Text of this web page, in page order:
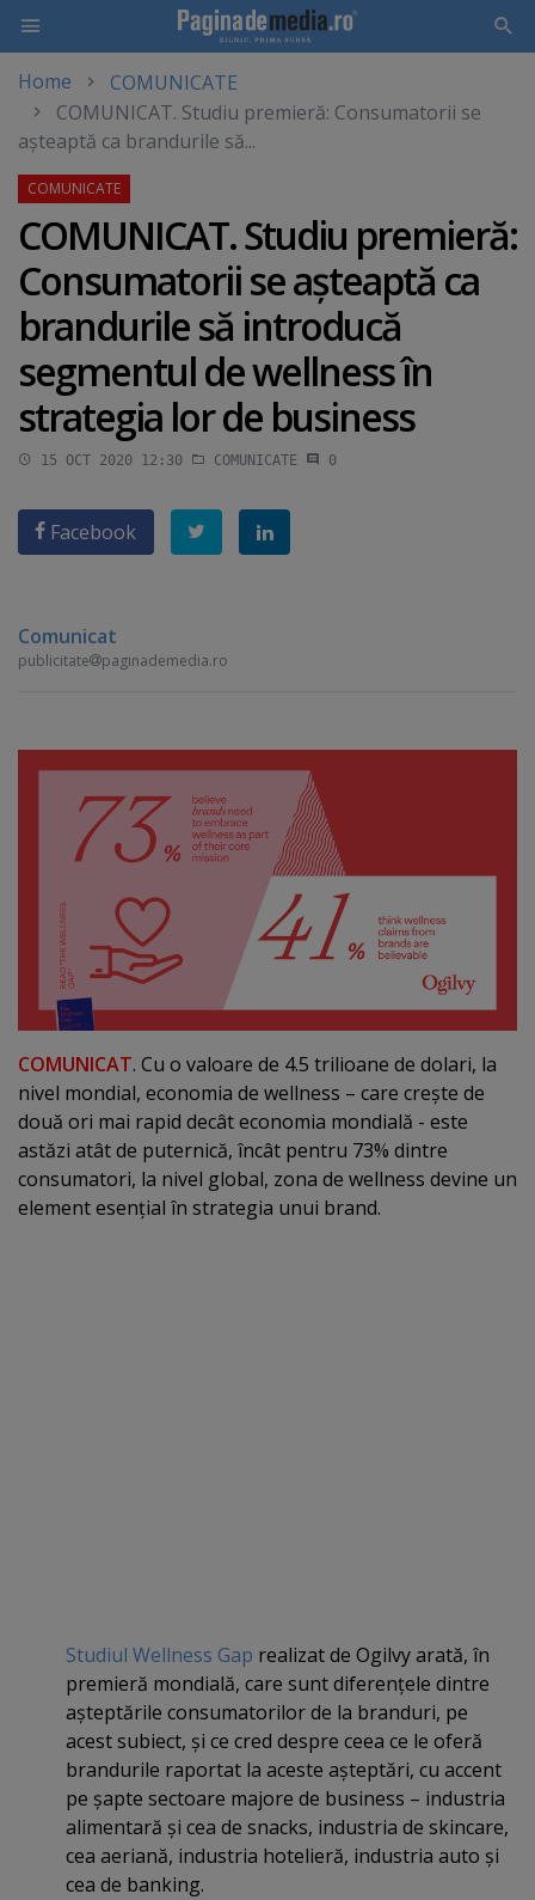
main
content
Home
COMUNICATE
COMUNICAT. Studiu premieră: Consumatorii se
aşteaptă ca brandurile să...
COMUNICAT. Studiu premieră:
Consumatorii se aşteaptă ca
brandurile să introducă
segmentul de wellness în
strategia lor de business
15 OCT 2020 12:30 COMUNICATE 0
Facebook
Comunicat
publicitate paginademedia.ro
COMUNICAT. Cu o valoare de 4.5 trilioane de dolari, la
nivel mondial, economia de wellness – care creşte de
două ori mai rapid decât economia mondială - este
astăzi atât de puternică, încât pentru 73% dintre
consumatori, la nivel global, zona de wellness devine un
element esenţial în strategia unui brand.
Studiul Wellness Gap realizat de Ogilvy arată, în
premieră mondială, care sunt diferenţele dintre
aşteptările consumatorilor de la branduri, pe
acest subiect, şi ce cred despre ceea ce le oferă
brandurile raportat la aceste aşteptări, cu accent
pe şapte sectoare majore de business – industria
alimentară şi cea de snacks, industria de skincare,
cea aeriană, industria hotelieră, industria auto şi
cea de banking.